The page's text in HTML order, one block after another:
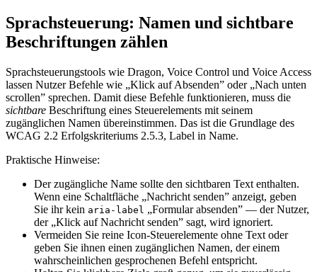
Sprachsteuerung: Namen und sichtbare
Beschriftungen zählen
Sprachsteuerungstools wie Dragon, Voice Control und Voice Access
lassen Nutzer Befehle wie „Klick auf Absenden” oder „Nach unten
scrollen” sprechen. Damit diese Befehle funktionieren, muss die
sichtbare Beschriftung eines Steuerelements mit seinem
zugänglichen Namen übereinstimmen. Das ist die Grundlage des
WCAG 2.2 Erfolgskriteriums 2.5.3, Label in Name.
Praktische Hinweise:
Der zugängliche Name sollte den sichtbaren Text enthalten.
Wenn eine Schaltfläche „Nachricht senden” anzeigt, geben
Sie ihr kein aria-label „Formular absenden” — der Nutzer,
der „Klick auf Nachricht senden” sagt, wird ignoriert.
Vermeiden Sie reine Icon-Steuerelemente ohne Text oder
geben Sie ihnen einen zugänglichen Namen, der einem
wahrscheinlichen gesprochenen Befehl entspricht.